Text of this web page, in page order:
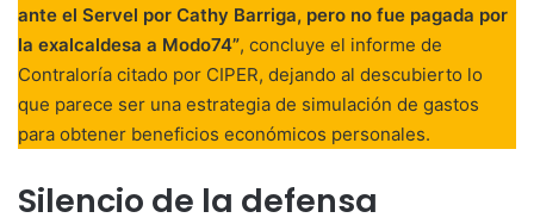
ante el Servel por Cathy Barriga, pero no fue pagada por
la exalcaldesa a Modo74”, concluye el informe de
Contraloría citado por CIPER, dejando al descubierto lo
que parece ser una estrategia de simulación de gastos
para obtener beneficios económicos personales.
Silencio de la defensa